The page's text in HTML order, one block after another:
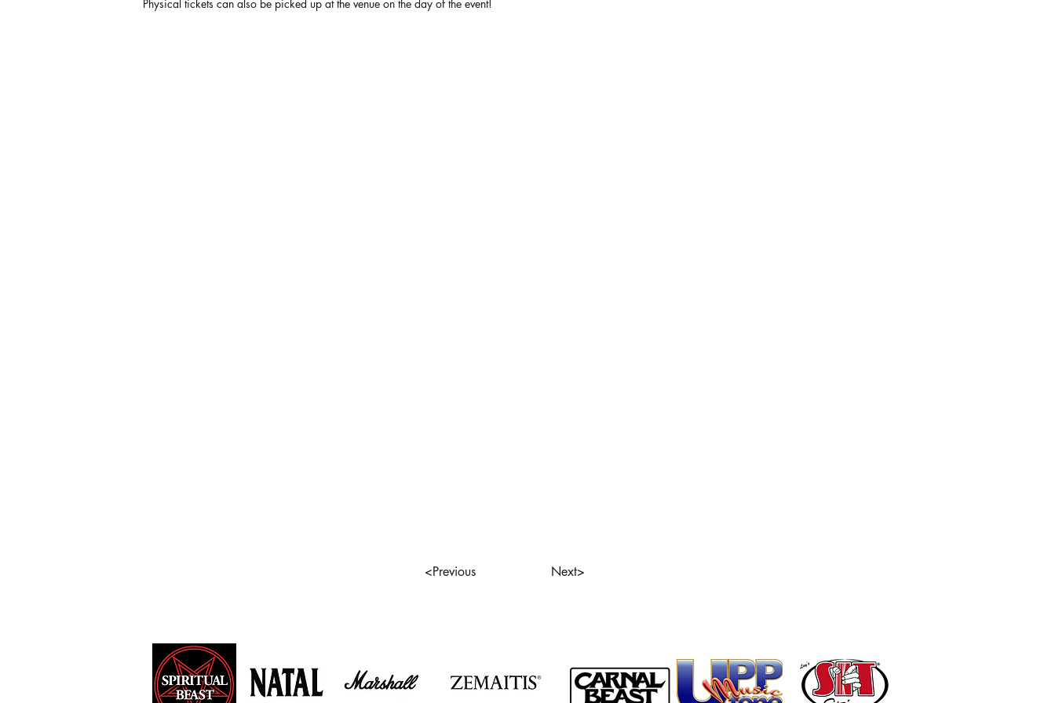
Physical tickets can also be picked up at the venue on the day of the event!
<Previous Next>